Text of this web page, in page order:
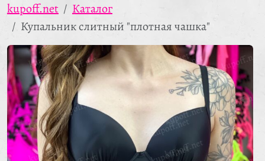
kupoff.net
Каталог
Купальник слитный "плотная чашка"